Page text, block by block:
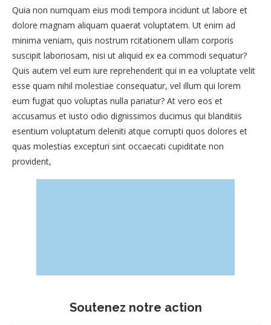
Quia non numquam eius modi tempora incidunt ut labore et
dolore magnam aliquam quaerat voluptatem. Ut enim ad
minima veniam, quis nostrum rcitationem ullam corporis
suscipit laboriosam, nisi ut aliquid ex ea commodi sequatur?
Quis autem vel eum iure reprehenderit qui in ea voluptate velit
esse quam nihil molestiae consequatur, vel illum qui lorem
eum fugiat quo voluptas nulla pariatur? At vero eos et
accusamus et iusto odio dignissimos ducimus qui blanditiis
esentium voluptatum deleniti atque corrupti quos dolores et
quas molestias excepturi sint occaecati cupiditate non
provident,
Soutenez notre action